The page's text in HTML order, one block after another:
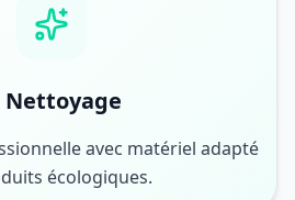
Nettoyage
avec matériel adapté
écologiques.